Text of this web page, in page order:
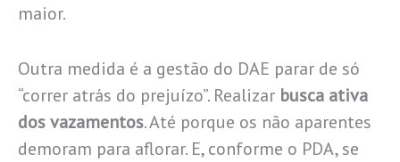
maior.
Outra medida é a gestão do DAE parar de só
“correr atrás do prejuízo”. Realizar busca ativa
dos vazamentos. Até porque os não aparentes
demoram para aflorar. E, conforme o PDA, se